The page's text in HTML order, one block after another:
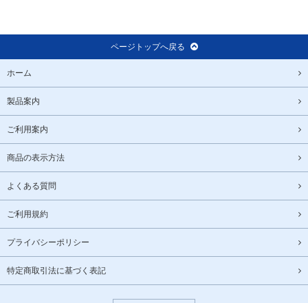
ページトップへ戻る
ホーム
製品案内
ご利用案内
商品の表示方法
よくある質問
ご利用規約
プライバシーポリシー
特定商取引法に基づく表記